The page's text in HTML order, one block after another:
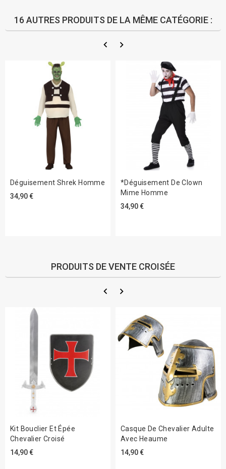
16 AUTRES PRODUITS DE LA MÊME CATÉGORIE :
Déguisement Shrek Homme
34,90 €
*Déguisement De Clown
Mime Homme
34,90 €
PRODUITS DE VENTE CROISÉE
Kit Bouclier Et Épée
Chevalier Croisé
14,90 €
Casque De Chevalier Adulte
Avec Heaume
14,90 €